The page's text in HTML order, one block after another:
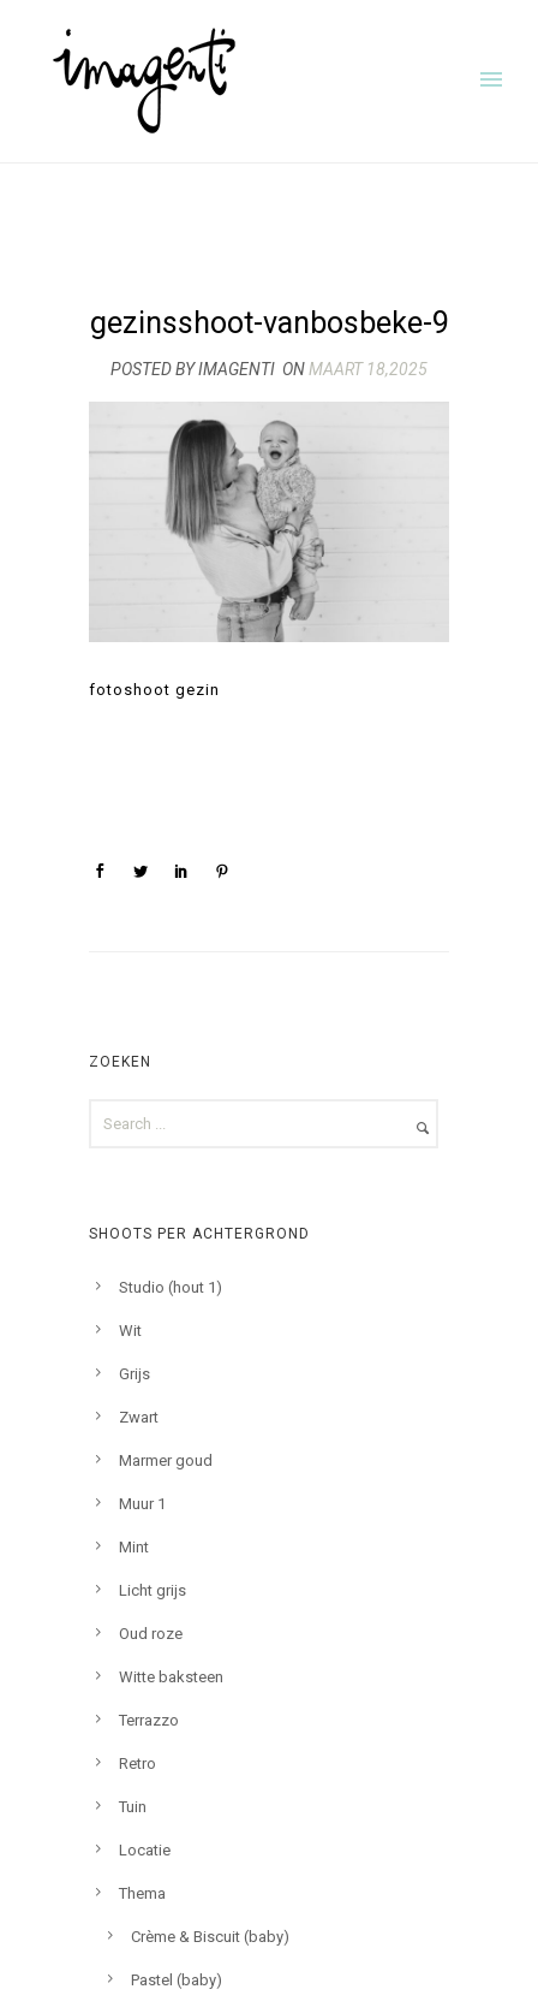
gezinsshoot-vanbosbeke-9
POSTED BY IMAGENTI ONMAART 18,2025
fotoshoot gezin
ZOEKEN
SHOOTS PER ACHTERGROND
Studio (hout 1)
Wit
Grijs
Zwart
Marmer goud
Muur 1
Mint
Licht grijs
Oud roze
Witte baksteen
Terrazzo
Retro
Tuin
Locatie
Thema
Crème & Biscuit (baby)
Pastel (baby)